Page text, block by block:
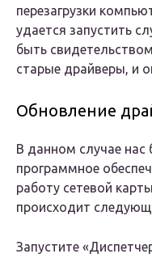
перезагрузки
удается запустить
быть
старые драйверы, и
Обновление
В данном случае нас
программное
работу сетевой
происходит
Запустите